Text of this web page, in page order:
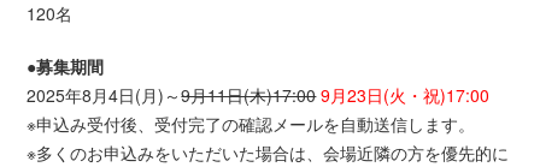
120名
●募集期間
2025年8月4日(月)～9月11日(木)17:00 9月23日(火・祝)17:00
※申込み受付後、受付完了の確認メールを自動送信します。
※多くのお申込みをいただいた場合は、会場近隣の方を優先的に